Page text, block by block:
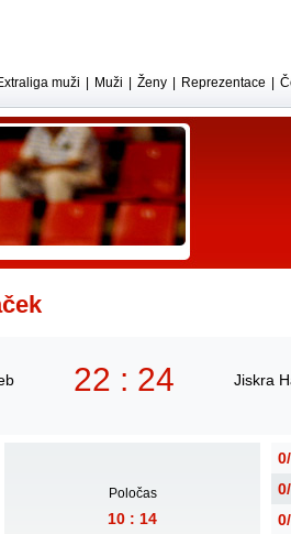
muži Muži Ženy Reprezentace
22 : 24 Jiskra
Poločas
10 : 14